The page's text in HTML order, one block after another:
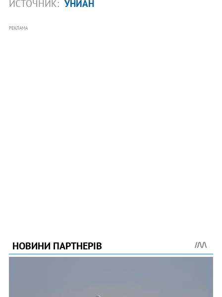
ИСТОЧНИК: УНИАН
РЕКЛАМА